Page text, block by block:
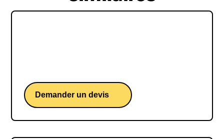
Demander un devis